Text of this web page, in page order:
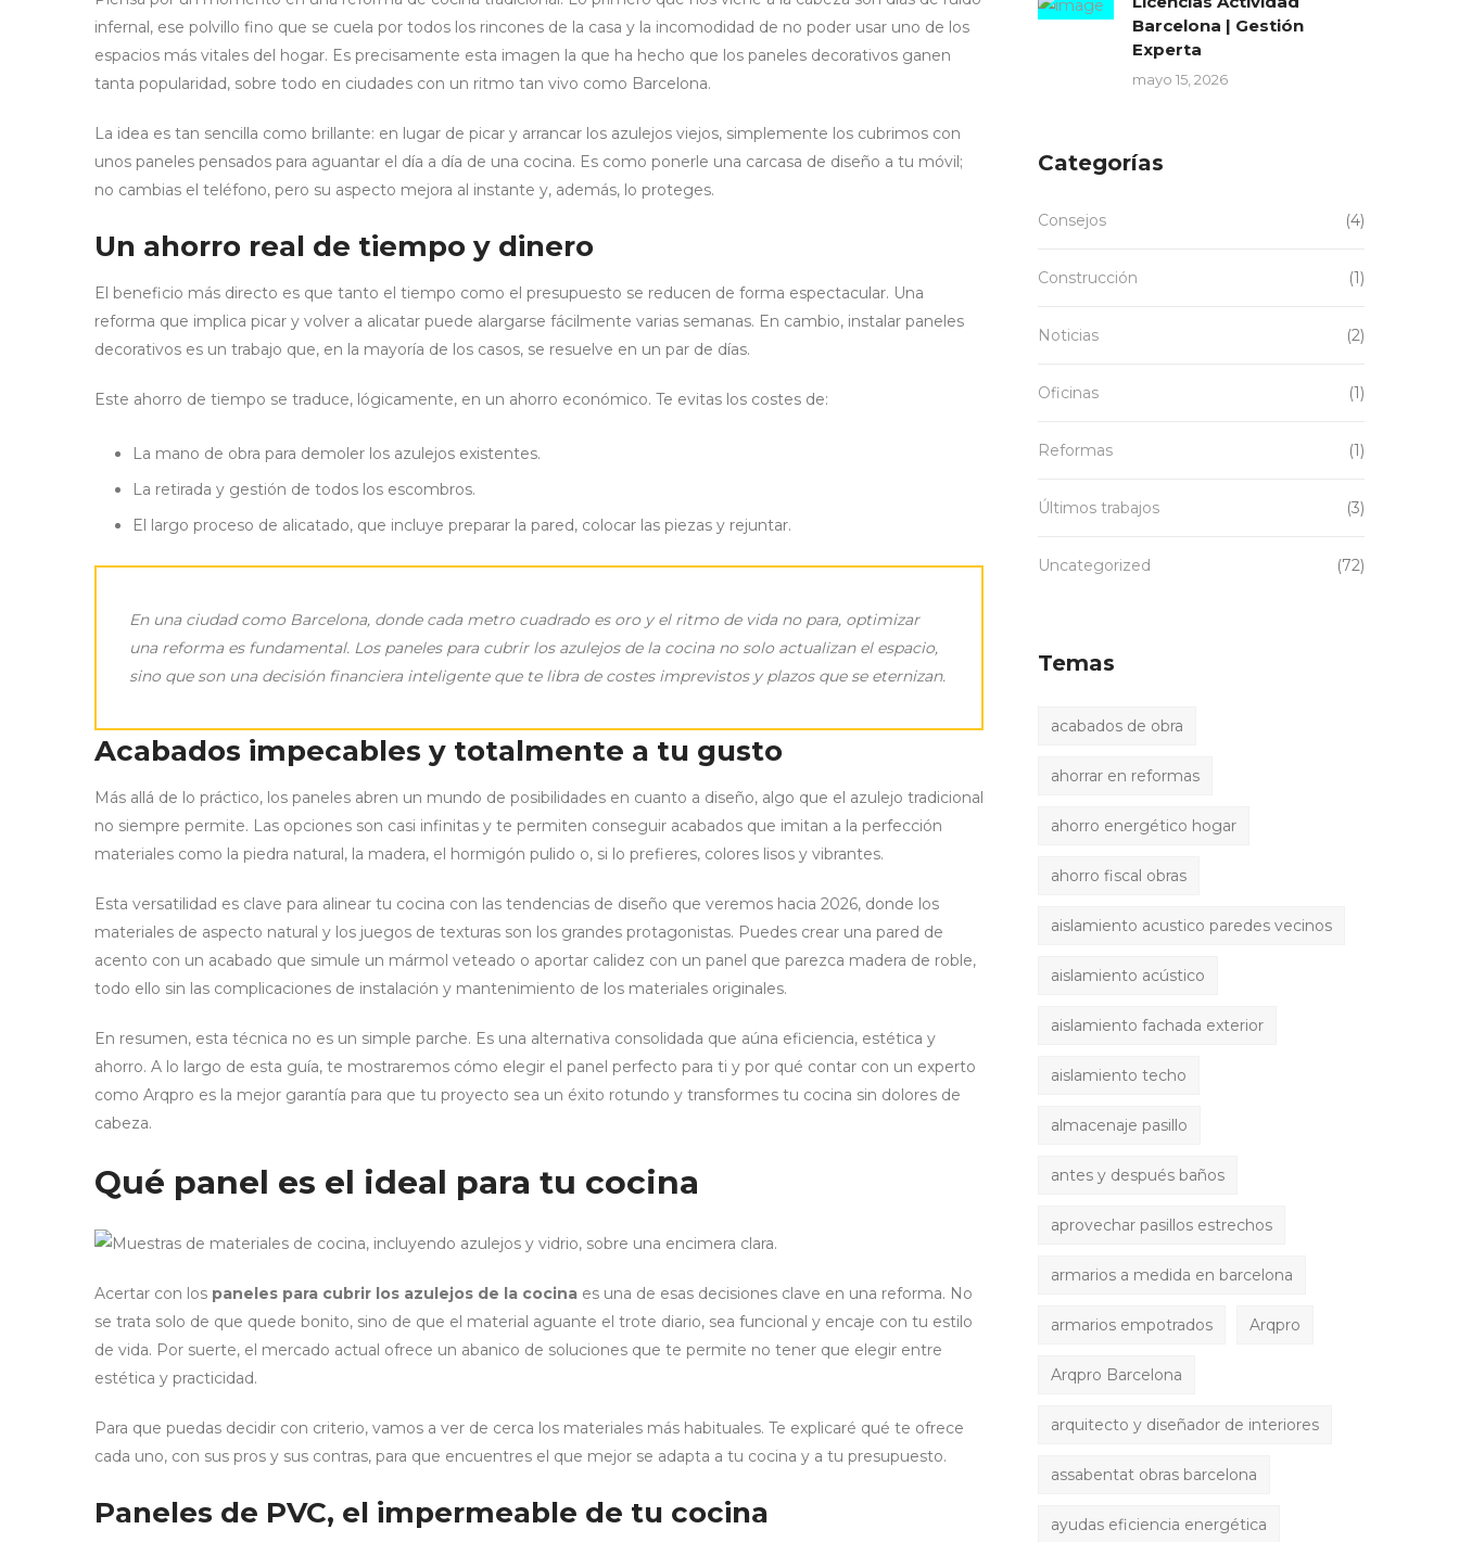
infernal, ese polvillo fino que se cuela por todos los rincones de la casa y la incomodidad de no poder usar uno de los
espacios más vitales del hogar. Es precisamente esta imagen la que ha hecho que los paneles decorativos ganen
tanta popularidad, sobre todo en ciudades con un ritmo tan vivo como Barcelona.
La idea es tan sencilla como brillante: en lugar de picar y arrancar los azulejos viejos, simplemente los cubrimos con
unos paneles pensados para aguantar el día a día de una cocina. Es como ponerle una carcasa de diseño a tu móvil;
no cambias el teléfono, pero su aspecto mejora al instante y, además, lo proteges.
Un ahorro real de tiempo y dinero
El beneficio más directo es que tanto el tiempo como el presupuesto se reducen de forma espectacular. Una
reforma que implica picar y volver a alicatar puede alargarse fácilmente varias semanas. En cambio, instalar paneles
decorativos es un trabajo que, en la mayoría de los casos, se resuelve en un par de días.
Este ahorro de tiempo se traduce, lógicamente, en un ahorro económico. Te evitas los costes de:
La mano de obra para demoler los azulejos existentes.
La retirada y gestión de todos los escombros.
El largo proceso de alicatado, que incluye preparar la pared, colocar las piezas y rejuntar.
En una ciudad como Barcelona, donde cada metro cuadrado es oro y el ritmo de vida no para, optimizar
una reforma es fundamental. Los paneles para cubrir los azulejos de la cocina no solo actualizan el espacio,
sino que son una decisión financiera inteligente que te libra de costes imprevistos y plazos que se eternizan.
Acabados impecables y totalmente a tu gusto
Más allá de lo práctico, los paneles abren un mundo de posibilidades en cuanto a diseño, algo que el azulejo tradicional
no siempre permite. Las opciones son casi infinitas y te permiten conseguir acabados que imitan a la perfección
materiales como la piedra natural, la madera, el hormigón pulido o, si lo prefieres, colores lisos y vibrantes.
Esta versatilidad es clave para alinear tu cocina con las tendencias de diseño que veremos hacia 2026, donde los
materiales de aspecto natural y los juegos de texturas son los grandes protagonistas. Puedes crear una pared de
acento con un acabado que simule un mármol veteado o aportar calidez con un panel que parezca madera de roble,
todo ello sin las complicaciones de instalación y mantenimiento de los materiales originales.
En resumen, esta técnica no es un simple parche. Es una alternativa consolidada que aúna eficiencia, estética y
ahorro. A lo largo de esta guía, te mostraremos cómo elegir el panel perfecto para ti y por qué contar con un experto
como Arqpro es la mejor garantía para que tu proyecto sea un éxito rotundo y transformes tu cocina sin dolores de
cabeza.
Qué panel es el ideal para tu cocina
Acertar con los paneles para cubrir los azulejos de la cocina es una de esas decisiones clave en una reforma. No
se trata solo de que quede bonito, sino de que el material aguante el trote diario, sea funcional y encaje con tu estilo
de vida. Por suerte, el mercado actual ofrece un abanico de soluciones que te permite no tener que elegir entre
estética y practicidad.
Para que puedas decidir con criterio, vamos a ver de cerca los materiales más habituales. Te explicaré qué te ofrece
cada uno, con sus pros y sus contras, para que encuentres el que mejor se adapta a tu cocina y a tu presupuesto.
Paneles de PVC, el impermeable de tu cocina
Barcelona | Gestión
Experta
mayo 15, 2026
Categorías
Consejos (4)
Construcción (1)
Noticias (2)
Oficinas (1)
Reformas (1)
Últimos trabajos (3)
Uncategorized (72)
Temas
acabados de obra
ahorrar en reformas
ahorro energético hogar
ahorro fiscal obras
aislamiento acustico paredes vecinos
aislamiento acústico
aislamiento fachada exterior
aislamiento techo
almacenaje pasillo
antes y después baños
aprovechar pasillos estrechos
armarios a medida en barcelona
armarios empotrados Arqpro
Arqpro Barcelona
arquitecto y diseñador de interiores
assabentat obras barcelona
ayudas eficiencia energética